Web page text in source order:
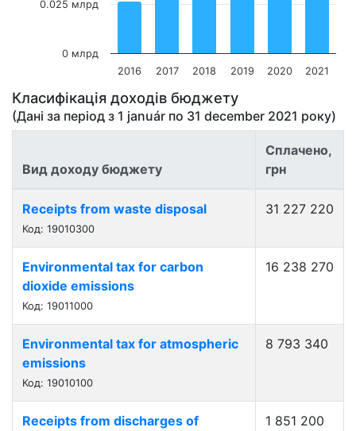
2016 2017 2018 2019 2020 2021
0 млрд
0.025 млрд
Класифікація доходів бюджету
(Дані за період з 1 január по 31 december 2021 року)
Вид доходу бюджету
Сплачено,
грн
Receipts from waste disposal
Код: 19010300
31 227 220
Environmental tax for carbon
dioxide emissions
Код: 19011000
16 238 270
Environmental tax for atmospheric
emissions
Код: 19010100
8 793 340
Receipts from discharges of
1 851 200